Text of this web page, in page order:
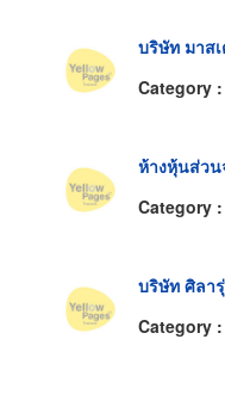
บริษัท มาส
Category :
ห้างหุ้นส่วน
Category :
บริษัท ศิลา
Category :